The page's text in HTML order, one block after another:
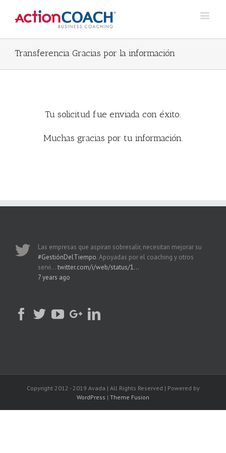
Transferencia Gracias por la información
Tu solicitud fue enviada con éxito.
Muchas gracias por tu información.
Las empresas que aspiran sobresalir, necesitan mejorar su
#GestiónDelTiempo. Apoyadas por el coaching y otros
servi…twitter.com/i/web/status/1…
7 years ago
Copyright 2012 - 2019 Avada | All Rights Reserved | Powered by
WordPress | Theme Fusion